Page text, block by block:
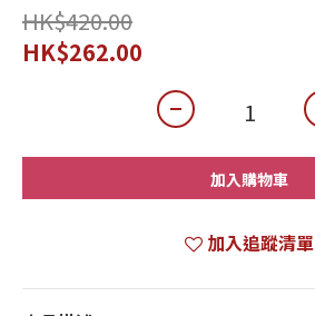
HK$420.00
HK$262.00
加入購物車
加入追蹤清單